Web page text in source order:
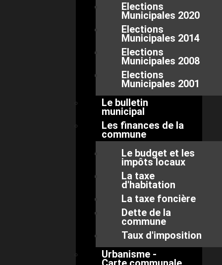
Elections
Municipales 2020
Elections
Municipales 2014
Elections
Municipales 2008
Elections
Municipales 2001
Le bulletin
municipal
Les finances de la
commune
Le budget et les
impôts locaux
La taxe
d'habitation
La taxe foncière
Dette de la
commune
Taux d'imposition
Urbanisme -